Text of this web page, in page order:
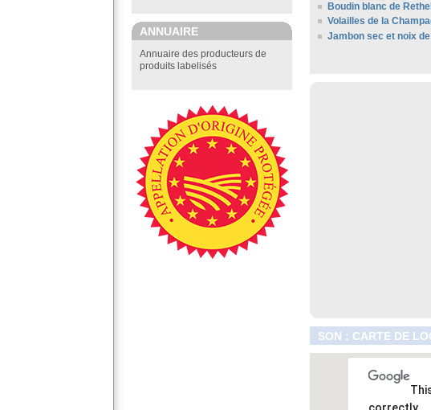
ANNUAIRE
Annuaire des producteurs de
produits labelisés
Boudin blanc de Rethel
Volailles de la
Jambon sec et noix
SON : CARTE DE
correctly.